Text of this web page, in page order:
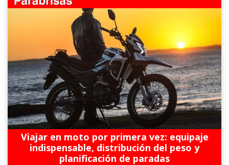
Viajar en moto por primera vez: equipaje
indispensable, distribución del peso y
planificación de paradas